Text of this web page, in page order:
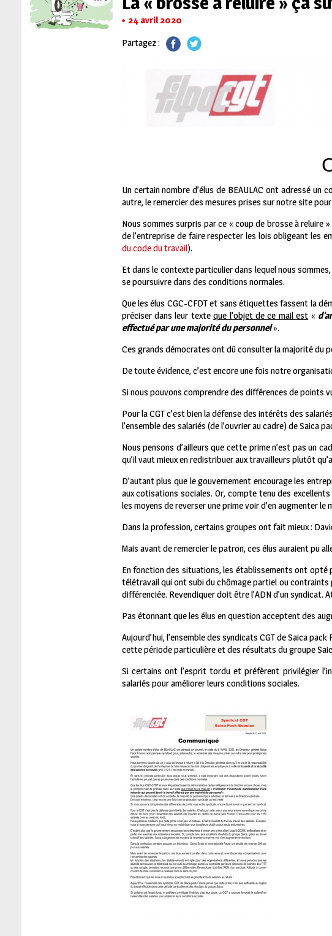
24 avril 2020
Partagez :
Un certain nombre d’élus de BEAULAC ont adressé
autre, le remercier des mesures prises sur notre site
Nous sommes surpris par ce « coup de brosse à reluire
de l’entreprise de faire respecter les lois obligeant les
du code du travail).
Et dans le contexte particulier dans lequel nous
se poursuivre dans des conditions normales.
Que les élus CGC-CFDT et sans étiquettes fassent la
préciser dans leur texteque l’objet de ce mail est «
effectué par une majorité du personnel».
Ces grands démocrates ont dû consulter la majorité du
De toute évidence, c’est encore une fois notre
Si nous pouvons comprendre des différences de points
Pour la CGT c’est bien la défense des intérêts des
l’ensemble des salariés (de l’ouvrier au cadre) de Saica
Nous pensons d’ailleurs que cette prime n’est pas un
qu’il vaut mieux en redistribuer aux travailleurs plutôt
D’autant plus que le gouvernement encourage les
aux cotisations sociales. Or, compte tenu des
les moyens de reverser une prime voir d’en augmenter le
Dans la profession, certains groupes ont fait mieux :
Mais avant de remercier le patron, ces élus auraient pu
En fonction des situations, les établissements ont
télétravail qui ont subi du chômage partiel ou contraints
différenciée. Revendiquer doit être l’ADN d’un
Pas étonnant que les élus en question acceptent des
Aujourd’hui, l’ensemble des syndicats CGT de Saica
cette période particulière et des résultats du groupe
Si certains ont l’esprit tordu et préfèrent privilégier
salariés pour améliorer leurs conditions sociales.